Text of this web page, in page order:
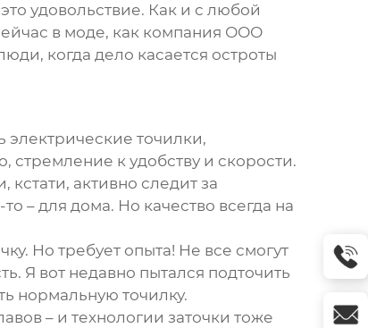
удовольствие. Как и с любой
в моде, как компания ООО
когда дело касается остроты
электрические точилки,
стремление к удобству и скорости.
активно следит за
– для дома. Но качество всегда на
Но требует опыта! Не все смогут
Я вот недавно пытался подточить
нормальную точилку.
– и технологии заточки тоже